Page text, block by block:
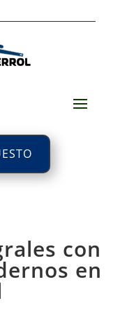
con
en